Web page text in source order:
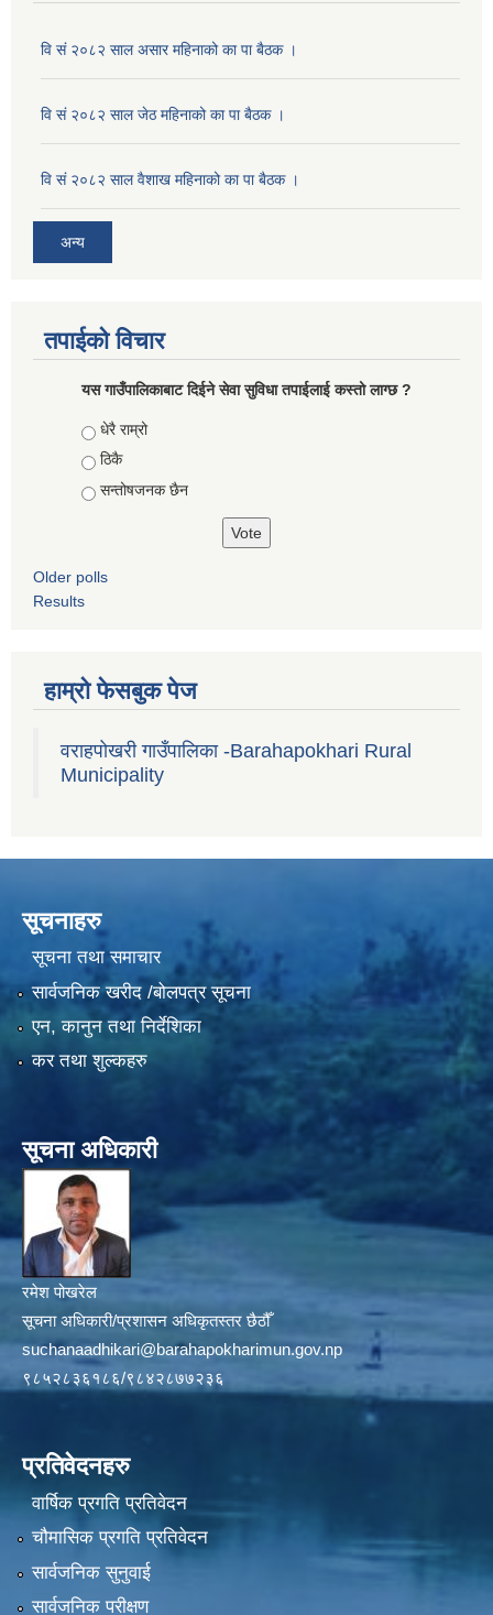
वि सं २०८२ साल असार महिनाको का पा बैठक ।
वि सं २०८२ साल जेठ महिनाको का पा बैठक ।
वि सं २०८२ साल वैशाख महिनाको का पा बैठक ।
अन्य
तपाईको विचार
यस गाउँपालिकाबाट दिईने सेवा सुविधा तपाईलाई कस्तो लाग्छ ?
Choices
धेरै राम्रो
ठिकै
सन्तोषजनक छैन
Older polls
Results
हाम्रो फेसबुक पेज
वराहपोखरी गाउँपालिका -Barahapokhari Rural
Municipality
सूचनाहरु
सूचना तथा समाचार
सार्वजनिक खरीद /बोलपत्र सूचना
एन, कानुन तथा निर्देशिका
कर तथा शुल्कहरु
सूचना अधिकारी
रमेश पोखरेल
सूचना अधिकारी/प्रशासन अधिकृतस्तर छैठौँ
suchanaadhikari@barahapokharimun.gov.np
९८५२८३६१८६/९८४२८७७२३६
प्रतिवेदनहरु
वार्षिक प्रगति प्रतिवेदन
चौमासिक प्रगति प्रतिवेदन
सार्वजनिक सुनुवाई
सार्वजनिक परीक्षण